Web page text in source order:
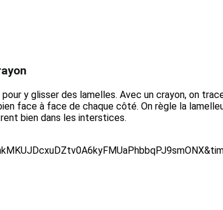
y glisser des lamelles. Avec un crayon, on
face à face de chaque côté. On règle la
bien dans les interstices.